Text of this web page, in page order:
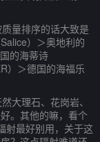
量排序的话大致是
）＞奥地利的
的海蒂诗
）＞德国的海福乐
理石、花岗岩、
。其他的嘛，看个
射最好别用，关于这